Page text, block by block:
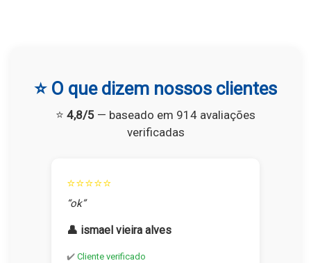
⭐ O que dizem nossos clientes
⭐ 4,8/5 — baseado em 914 avaliações
verificadas
⭐⭐⭐⭐⭐
“ok”
👤 ismael vieira alves
✔️ Cliente verificado